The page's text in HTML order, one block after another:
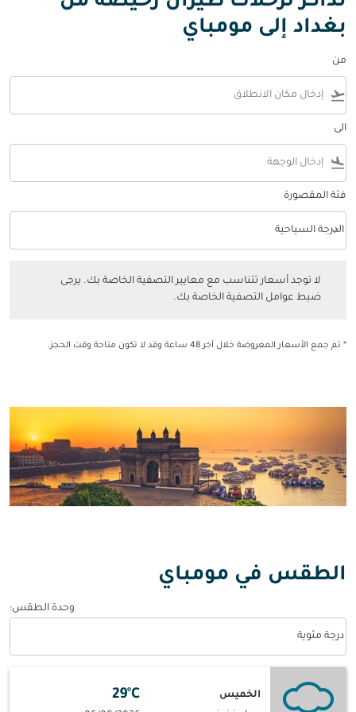
بغداد إلى مومباي
من
flight_takeoff
الى
flight_land
فئة المقصورة
فئة المقصورة option الدرجة السياحية Selected
الدرجة السياحية
keyboard_arrow_down
لا توجد أسعار تتناسب مع معايير التصفية الخاصة بك. يرجى
ضبط عوامل التصفية الخاصة بك.
* تم جمع الأسعار المعروضة خلال آخر 48 ساعة وقد لا تكون متاحة وقت الحجز.
الطقس في مومباي
وحدة الطقس:
درجة مئوية
الخميس
29°C